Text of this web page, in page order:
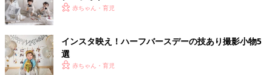
赤ちゃん・育児
インスタ映え！ハーフバースデーの技あり撮影小物5
選
赤ちゃん・育児